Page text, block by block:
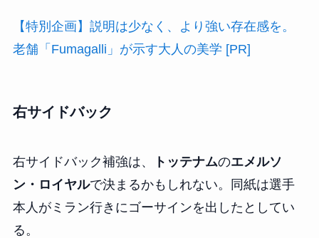
【特別企画】説明は少なく、より強い存在感を。
老舗「Fumagalli」が示す大人の美学 [PR]
右サイドバック
右サイドバック補強は、 トッテナムのエメルソ
ン・ロイヤルで決まるかもしれない。同紙は選手
本人がミラン行きにゴーサインを出したとしてい
る。